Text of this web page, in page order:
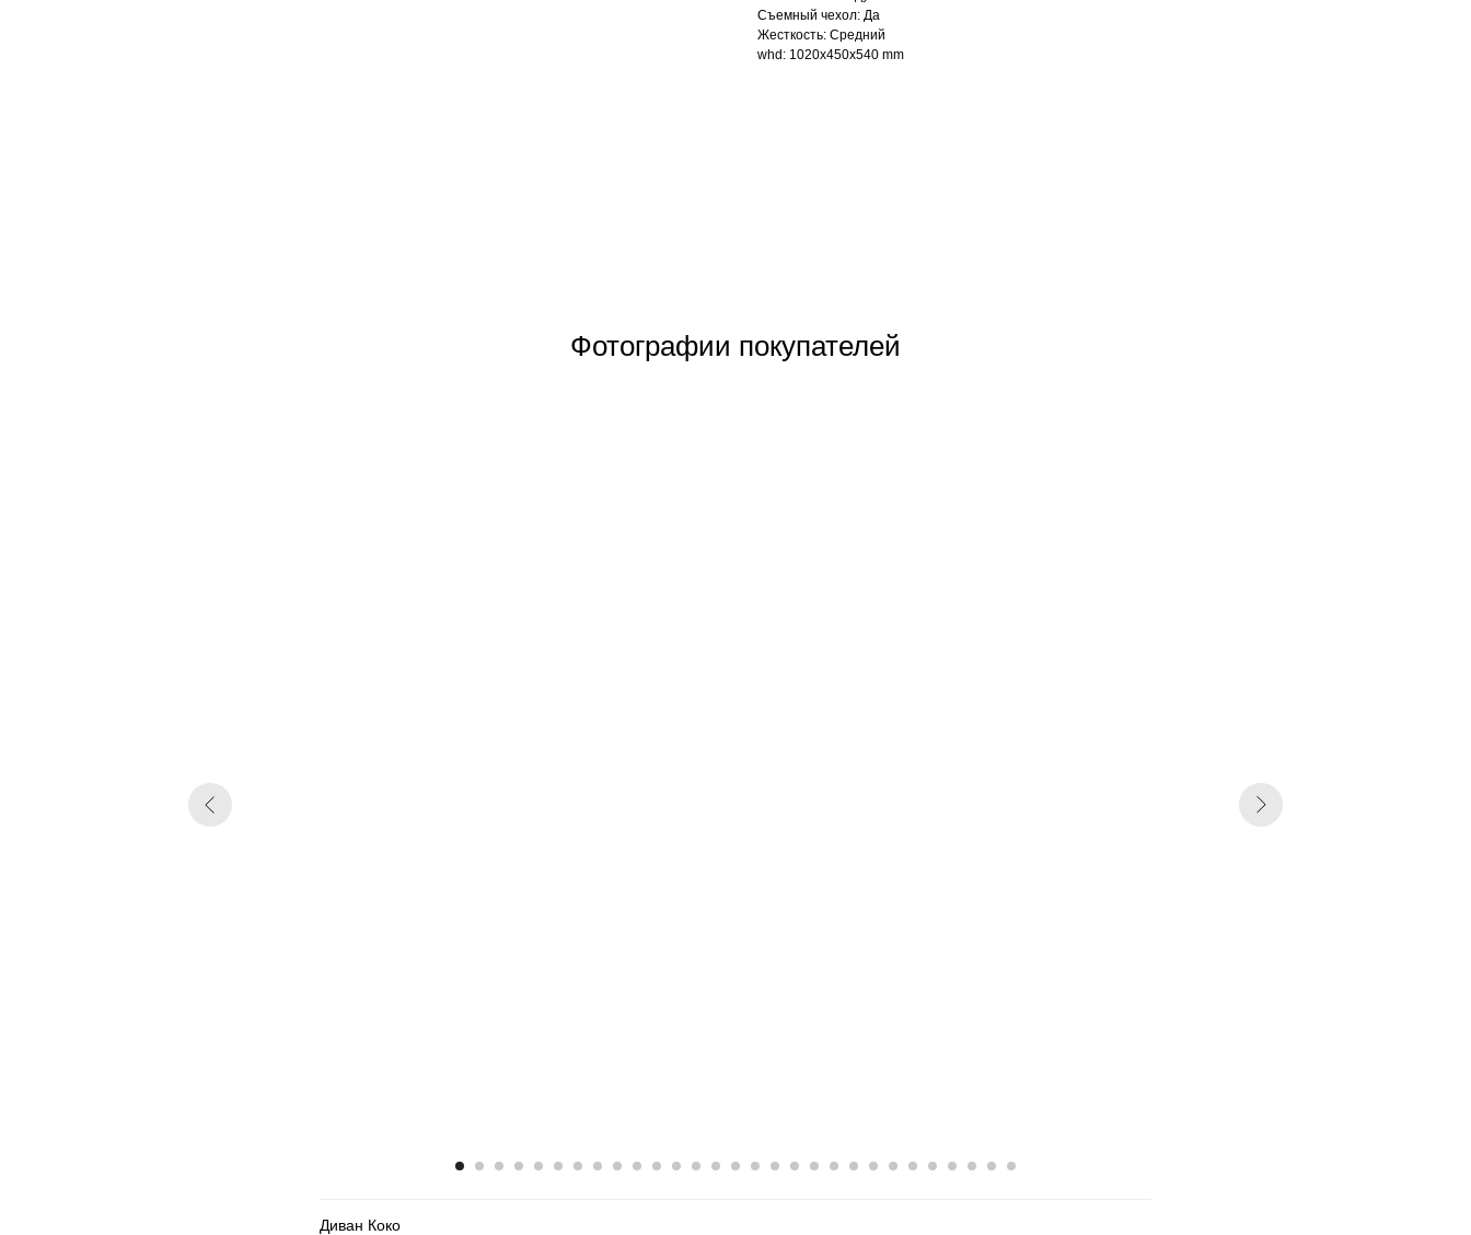
Съемный чехол: Да
Жесткость: Средний
whd: 1020x450x540 mm
Фотографии покупателей
Диван Коко